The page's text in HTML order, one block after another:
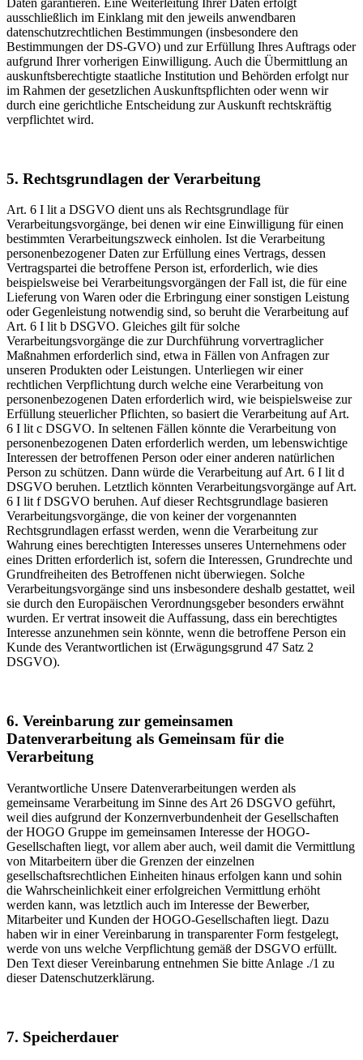
Daten garantieren. Eine Weiterleitung Ihrer Daten erfolgt
ausschließlich im Einklang mit den jeweils anwendbaren
datenschutzrechtlichen Bestimmungen (insbesondere den
Bestimmungen der DS-GVO) und zur Erfüllung Ihres Auftrags oder
aufgrund Ihrer vorherigen Einwilligung. Auch die Übermittlung an
auskunftsberechtigte staatliche Institution und Behörden erfolgt nur
im Rahmen der gesetzlichen Auskunftspflichten oder wenn wir
durch eine gerichtliche Entscheidung zur Auskunft rechtskräftig
verpflichtet wird.
5. Rechtsgrundlagen der Verarbeitung
Art. 6 I lit a DSGVO dient uns als Rechtsgrundlage für
Verarbeitungsvorgänge, bei denen wir eine Einwilligung für einen
bestimmten Verarbeitungszweck einholen. Ist die Verarbeitung
personenbezogener Daten zur Erfüllung eines Vertrags, dessen
Vertragspartei die betroffene Person ist, erforderlich, wie dies
beispielsweise bei Verarbeitungsvorgängen der Fall ist, die für eine
Lieferung von Waren oder die Erbringung einer sonstigen Leistung
oder Gegenleistung notwendig sind, so beruht die Verarbeitung auf
Art. 6 I lit b DSGVO. Gleiches gilt für solche
Verarbeitungsvorgänge die zur Durchführung vorvertraglicher
Maßnahmen erforderlich sind, etwa in Fällen von Anfragen zur
unseren Produkten oder Leistungen. Unterliegen wir einer
rechtlichen Verpflichtung durch welche eine Verarbeitung von
personenbezogenen Daten erforderlich wird, wie beispielsweise zur
Erfüllung steuerlicher Pflichten, so basiert die Verarbeitung auf Art.
6 I lit c DSGVO. In seltenen Fällen könnte die Verarbeitung von
personenbezogenen Daten erforderlich werden, um lebenswichtige
Interessen der betroffenen Person oder einer anderen natürlichen
Person zu schützen. Dann würde die Verarbeitung auf Art. 6 I lit d
DSGVO beruhen. Letztlich könnten Verarbeitungsvorgänge auf Art.
6 I lit f DSGVO beruhen. Auf dieser Rechtsgrundlage basieren
Verarbeitungsvorgänge, die von keiner der vorgenannten
Rechtsgrundlagen erfasst werden, wenn die Verarbeitung zur
Wahrung eines berechtigten Interesses unseres Unternehmens oder
eines Dritten erforderlich ist, sofern die Interessen, Grundrechte und
Grundfreiheiten des Betroffenen nicht überwiegen. Solche
Verarbeitungsvorgänge sind uns insbesondere deshalb gestattet, weil
sie durch den Europäischen Verordnungsgeber besonders erwähnt
wurden. Er vertrat insoweit die Auffassung, dass ein berechtigtes
Interesse anzunehmen sein könnte, wenn die betroffene Person ein
Kunde des Verantwortlichen ist (Erwägungsgrund 47 Satz 2
DSGVO).
6. Vereinbarung zur gemeinsamen
Datenverarbeitung als Gemeinsam für die
Verarbeitung
Verantwortliche Unsere Datenverarbeitungen werden als
gemeinsame Verarbeitung im Sinne des Art 26 DSGVO geführt,
weil dies aufgrund der Konzernverbundenheit der Gesellschaften
der HOGO Gruppe im gemeinsamen Interesse der HOGO-
Gesellschaften liegt, vor allem aber auch, weil damit die Vermittlung
von Mitarbeitern über die Grenzen der einzelnen
gesellschaftsrechtlichen Einheiten hinaus erfolgen kann und sohin
die Wahrscheinlichkeit einer erfolgreichen Vermittlung erhöht
werden kann, was letztlich auch im Interesse der Bewerber,
Mitarbeiter und Kunden der HOGO-Gesellschaften liegt. Dazu
haben wir in einer Vereinbarung in transparenter Form festgelegt,
werde von uns welche Verpflichtung gemäß der DSGVO erfüllt.
Den Text dieser Vereinbarung entnehmen Sie bitte Anlage ./1 zu
dieser Datenschutzerklärung.
7. Speicherdauer